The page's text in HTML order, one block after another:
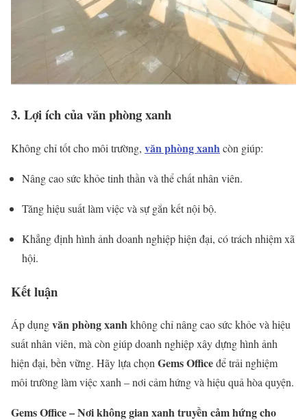
3. Lợi ích của văn phòng xanh
Không chỉ tốt cho môi trường, văn phòng xanhcòn giúp:
Nâng cao sức khỏe tinh thần và thể chất nhân viên.
Tăng hiệu suất làm việc và sự gắn kết nội bộ.
Khẳng định hình ảnh doanh nghiệp hiện đại, có trách nhiệm xã
hội.
Kết luận
Áp dụngvăn phòng xanhkhông chỉ nâng cao sức khỏe và hiệu
suất nhân viên, mà còn giúp doanh nghiệp xây dựng hình ảnh
hiện đại, bền vững. Hãy lựa chọnGems Officeđể trải nghiệm
môi trường làm việc xanh – nơi cảm hứng và hiệu quả hòa quyện.
Gems Office – Nơi không gian xanh truyền cảm hứng cho